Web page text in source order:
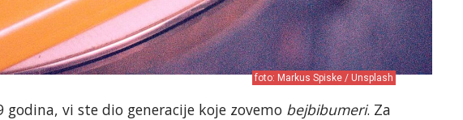
foto: Markus Spiske / Unsplash
vi ste dio generacije koje zovemo bejbibumeri. Za